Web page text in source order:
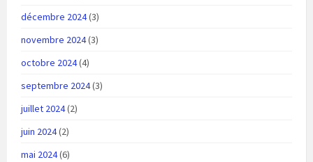
décembre 2024(3)
novembre 2024(3)
octobre 2024(4)
septembre 2024(3)
juillet 2024(2)
juin 2024(2)
mai 2024(6)